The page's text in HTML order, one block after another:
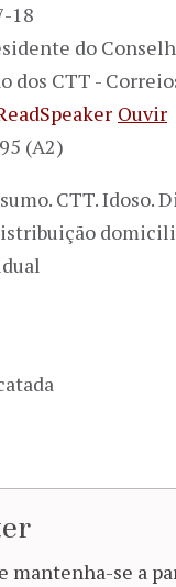
18
do
dos CTT -
Ouvir
(A2)
CTT. Idoso.
mantenha-se a